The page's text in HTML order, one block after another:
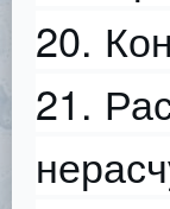
20.
21.